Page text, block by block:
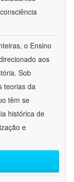
o Ensino
aos
Sob
teorias da
têm se
histórica de
e